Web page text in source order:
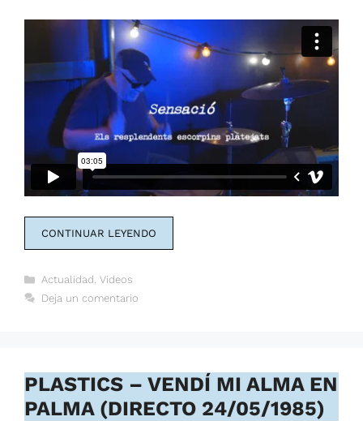
CONTINUAR LEYENDO
Categorías
Actualidad Videos
Deja un comentario
PLASTICS – VENDÍ MI ALMA EN
PALMA (DIRECTO 24/05/1985)